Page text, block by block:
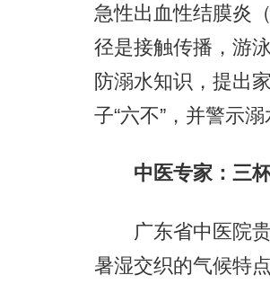
急性出血性结膜炎
径是接触传播，游
防溺水知识，提出
子“六不”，并警示
中医专家：三杯
广东省中医院贵
暑湿交织的气候特